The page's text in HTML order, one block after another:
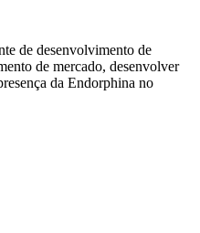
de desenvolvimento de
de mercado, desenvolver
da Endorphina no